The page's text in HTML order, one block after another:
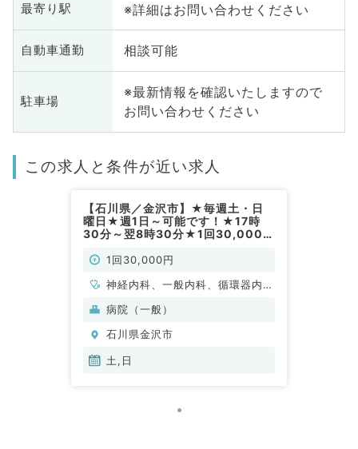
最寄り駅 ※詳細はお問い合わせください
自動車通勤 相談可能
駐車場
※最新情報を確認いたしますので
お問い合わせください
この求人と条件が近い求人
【石川県／金沢市】★毎週土・日
曜日★週1日～可能です！★17時
30分～翌8時30分★1回30,000円
（内科系／非常勤）
1回30,000円
神経内科、一般内科、循環器内
科、呼吸器内科、消化器内科、内
内科、血液内科、膠原病科
病院（一般）
石川県金沢市
土,日